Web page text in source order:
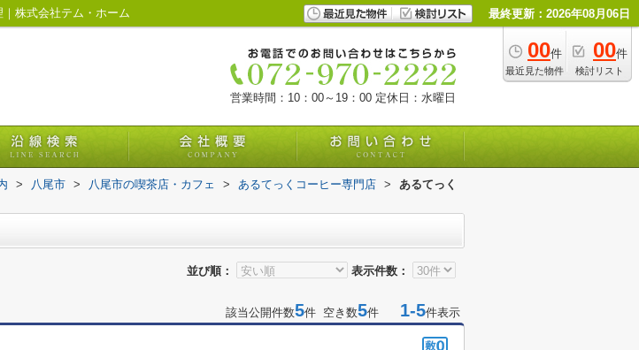
株式会社テム・ホーム 最終更新：2026年08月06日
00件
最近見た物件
00件
検討リスト
営業時間：10：00～19：00 定休日：水曜日
> 八尾市 > 八尾市の喫茶店・カフェ > あるてっくコーヒー専門店 >
あるてっく
並び順： 表示件数：
該当公開件数5件 空き数5件 1-5件表示